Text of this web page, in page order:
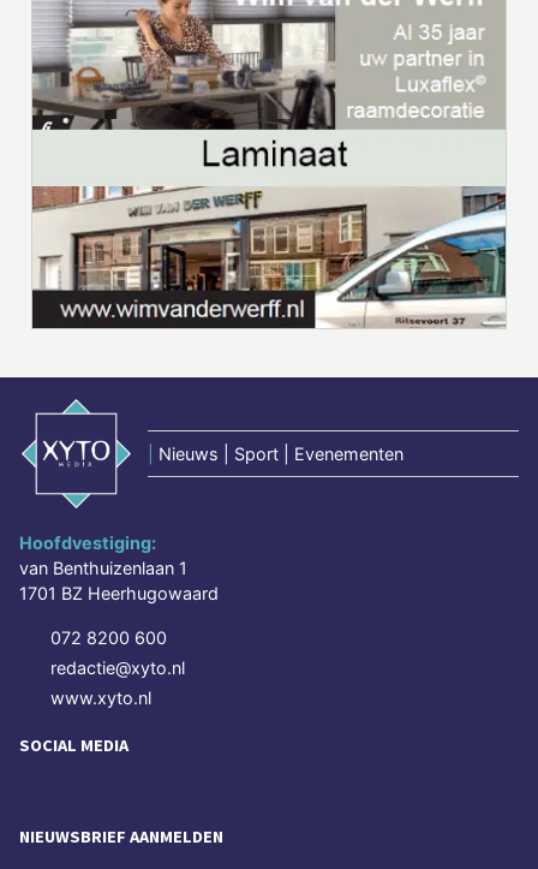
Nieuws | Sport | Evenementen
Hoofdvestiging:
van Benthuizenlaan 1
1701 BZ Heerhugowaard
072 8200 600
redactie@xyto.nl
www.xyto.nl
SOCIAL MEDIA
NIEUWSBRIEF AANMELDEN